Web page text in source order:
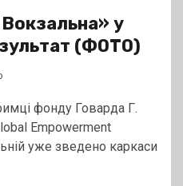
у
(ФОТО)
фонду Говарда Г.
Empowerment
уже зведено каркаси